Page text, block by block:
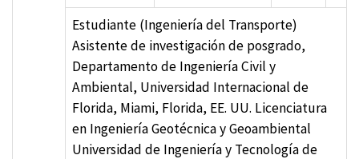
Estudiante (Ingeniería del Transporte)
Asistente de investigación de posgrado,
Departamento de Ingeniería Civil y
Ambiental, Universidad Internacional de
Florida, Miami, Florida, EE. UU. Licenciatura
en Ingeniería Geotécnica y Geoambiental
Universidad de Ingeniería y Tecnología de